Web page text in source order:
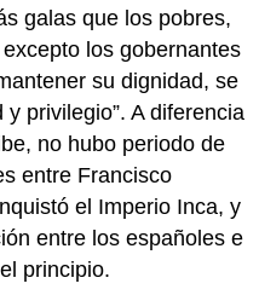
galas que los pobres,
los gobernantes
su dignidad, se
privilegio”. A diferencia
no hubo periodo de
entre Francisco
el Imperio Inca, y
entre los españoles e
principio.